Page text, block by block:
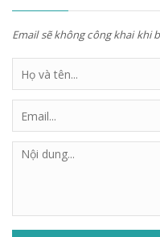
Email sẽ không công khai khi